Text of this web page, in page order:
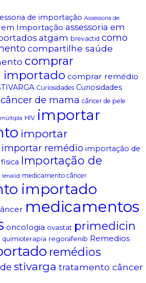
de importação Assessoria de
em Importação assessoria em
atgam brevactid como
compartilhe saúde
comprar
importado comprar remédio
Curiosidades Curiosidades
câncer de mama câncer de pele
múltipla HIV importar
importar
importar remédio importação de
Importação de
lenalid medicamento câncer
importado
medicamentos
oncologia ovastat primedicin
quimioterapia regorafenib Remedios
remédios
stivarga tratamento câncer